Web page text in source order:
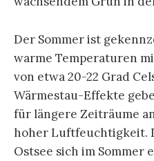
Der Sommer ist
warme Temperaturen
von etwa 20-22 Grad
Wärmestau-Effekte
für längere Zeiträume
hoher Luftfeuchtigkeit.
Ostsee sich im Sommer